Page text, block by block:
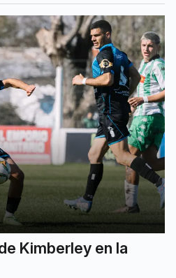
Kimberley en la